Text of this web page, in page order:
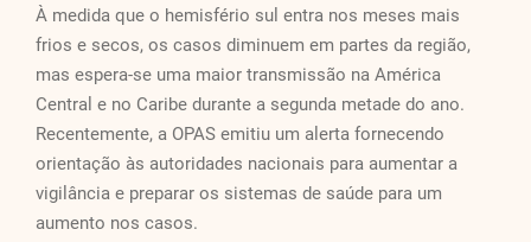
À medida que o hemisfério sul entra nos meses mais
frios e secos, os casos diminuem em partes da região,
mas espera-se uma maior transmissão na América
Central e no Caribe durante a segunda metade do ano.
Recentemente, a OPAS emitiu um alerta fornecendo
orientação às autoridades nacionais para aumentar a
vigilância e preparar os sistemas de saúde para um
aumento nos casos.